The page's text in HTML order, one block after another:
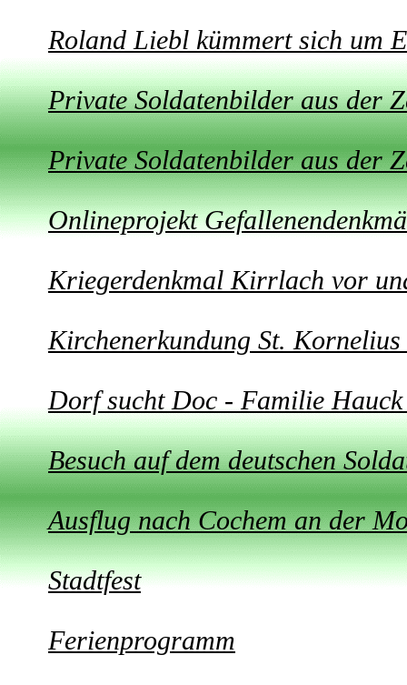
Roland Liebl kümmert sich um
Private Soldatenbilder aus der
Private Soldatenbilder aus der
Onlineprojekt
Kriegerdenkmal Kirrlach vor
Kirchenerkundung St.
Dorf sucht Doc - Familie
Besuch auf dem deutschen
Ausflug nach Cochem an der
Stadtfest
Ferienprogramm